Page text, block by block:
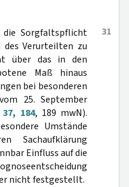
31
Sorgfaltspflicht
des Verurteilten zu
über das in den
Maß hinaus
bei besonderen
25. September
37, 184, 189 mwN).
Umstände
Sachaufklärung
Einfluss auf die
nicht festgestellt.